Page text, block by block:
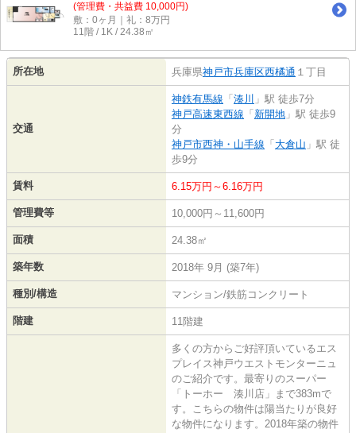
(管理費・共益費 10,000円)
敷：0ヶ月｜礼：8万円
11階 / 1K / 24.38㎡
所在地 兵庫県神戸市兵庫区西橘通 １丁目
交通
神鉄有馬線 「 湊川 」駅 徒歩7分
神戸高速東西線 「 新開地 」駅 徒歩9
分
神戸市西神・山手線 「 大倉山 」駅 徒
歩9分
賃料 6.15万円～6.16万円
管理費等 10,000円～11,600円
面積 24.38㎡
築年数 2018年 9月 (築7年)
種別/構造 マンション/鉄筋コンクリート
階建 11階建
多くの方からご好評頂いているエス
プレイス神戸ウエストモンターニュ
のご紹介です。最寄りのスーパー
「トーホー 湊川店」まで383mで
す。こちらの物件は陽当たりが良好
な物件になります。2018年築の物件